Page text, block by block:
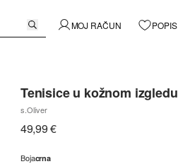
MOJ RAČUN
Tenisice u kožnom izgledu
s.Oliver
49,99 €
Bojacrna